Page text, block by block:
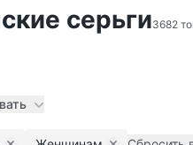
серьги3682